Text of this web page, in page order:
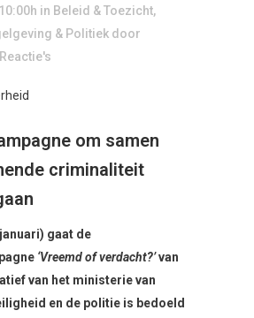
in Beleid & Toezicht,
& Politiek door
om samen
criminaliteit
gaat de
‘Vreemd of verdacht?’van
van het ministerie van
en de politie is bedoeld